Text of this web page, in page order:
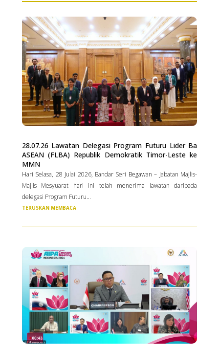
28.07.26 Lawatan Delegasi Program Futuru Lider Ba
ASEAN (FLBA) Republik Demokratik Timor-Leste ke
MMN
Hari Selasa, 28 Julai 2026, Bandar Seri Begawan – Jabatan Majlis-
Majlis Mesyuarat hari ini telah menerima lawatan daripada
delegasi Program Futuru...
TERUSKAN MEMBACA